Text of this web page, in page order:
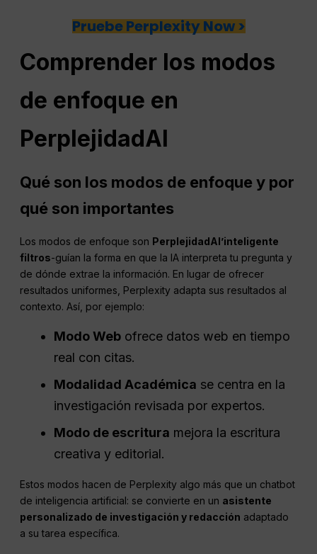
Pruebe Perplexity Now >
Comprender los modos
de enfoque en
PerplejidadAI
Qué son los modos de enfoque y por
qué son importantes
Los modos de enfoque son Perplejidad AI ’inteligente
filtros-guían la forma en que la IA interpreta tu pregunta y
de dónde extrae la información. En lugar de ofrecer
resultados uniformes, Perplexity adapta sus resultados al
contexto. Así, por ejemplo:
Modo Web ofrece datos web en tiempo
real con citas.
Modalidad Académica se centra en la
investigación revisada por expertos.
Modo de escritura mejora la escritura
creativa y editorial.
Estos modos hacen de Perplexity algo más que un chatbot
de inteligencia artificial: se convierte en un asistente
personalizado de investigación y redacción adaptado
a su tarea específica.